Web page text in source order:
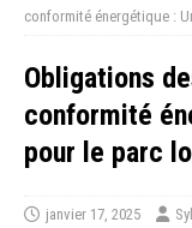
conformité énergétique :
Obligations
conformité
pour le parc
janvier 17, 2025